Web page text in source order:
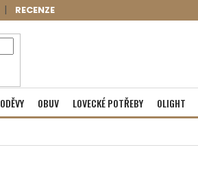
RECENZE
NÁKUPNÍ
KOŠÍK
Prázdný košík
ODĚVY OBUV LOVECKÉ POTŘEBY OLIGHT